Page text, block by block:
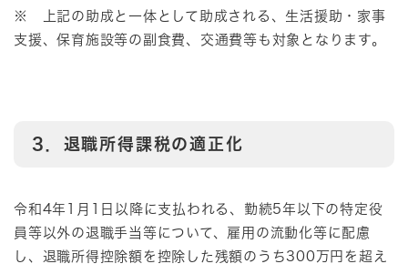
※ 上記の助成と一体として助成される、生活援助・家事
支援、保育施設等の副食費、交通費等も対象となります。
3．退職所得課税の適正化
令和4年1月1日以降に支払われる、勤続5年以下の特定役
員等以外の退職手当等について、雇用の流動化等に配慮
し、退職所得控除額を控除した残額のうち300万円を超え